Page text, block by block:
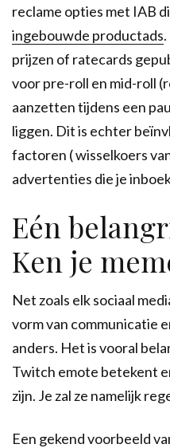
reclame opties met IAB
ingebouwde productads
prijzen of ratecards
voor pre-roll en mid-roll
aanzetten tijdens een
liggen. Dit is echter
factoren ( wisselkoers
advertenties die je
Eén
Ken je
Net zoals elk sociaal
vorm van communicatie
anders. Het is vooral
Twitch emote betekent
zijn. Je zal ze namelijk
Een gekend voorbeeld